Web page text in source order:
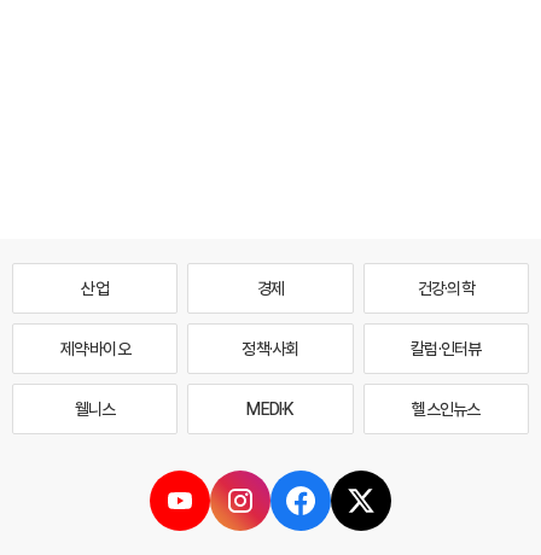
산업 경제 건강·의학
제약·바이오 정책·사회 칼럼·인터뷰
웰니스 MEDI·K 헬스인뉴스